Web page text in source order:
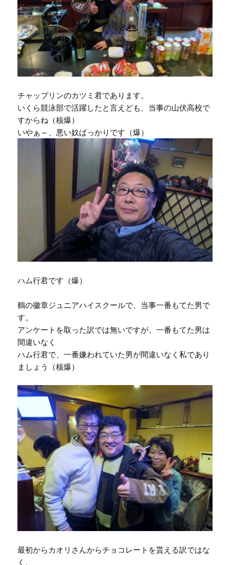
チャップリンのカツミ君であります。
いくら競泳部で活躍したと言えども、当事の山伏高校で
すからね（核爆）
いやぁ～、悪い奴ばっかりです（爆）
ハム行君です（爆）
鶴の徽章ジュニアハイスクールで、当事一番もてた男で
す。
アンケートを取った訳では無いですが、一番もてた男は
間違いなく
ハム行君で、一番嫌われていた男が間違いなく私であり
ましょう（核爆）
最初からカオリさんからチョコレートを貰える訳ではな
く、